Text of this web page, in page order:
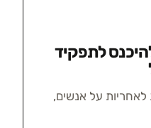
לתפקיד
על אנשים,